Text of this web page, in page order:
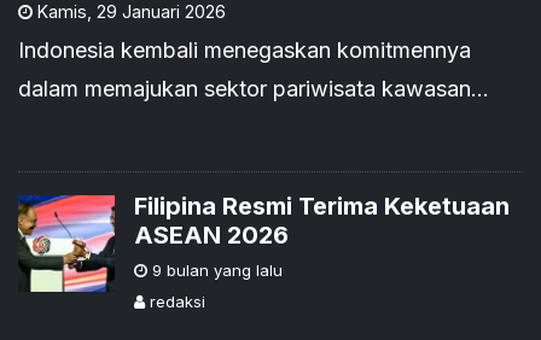
Kamis 29 Januari 2026
Indonesia kembali menegaskan komitmennya
dalam memajukan sektor pariwisata kawasan
(ATF) TRAVEX 2026
Filipina Resmi Terima Keketuaan
ASEAN 2026
9 bulan yang lalu
redaksi